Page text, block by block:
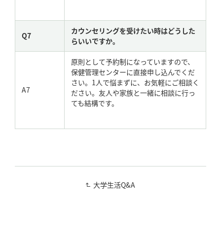
Q7
カウンセリングを受けたい時はどうした
らいいですか。
A7
原則として予約制になっていますので、
保健管理センターに直接申し込んでくだ
さい。1人で悩まずに、お気軽にご相談く
ださい。友人や家族と一緒に相談に行っ
ても結構です。
大学生活Q&A